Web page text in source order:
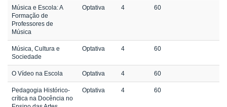
Música e Escola: A
Formação de
Professores de
Música
Optativa 4 60
Música, Cultura e
Sociedade
Optativa 4 60
O Vídeo na Escola Optativa 4 60
Pedagogia Histórico-
crítica na Docência no
Optativa 4 60